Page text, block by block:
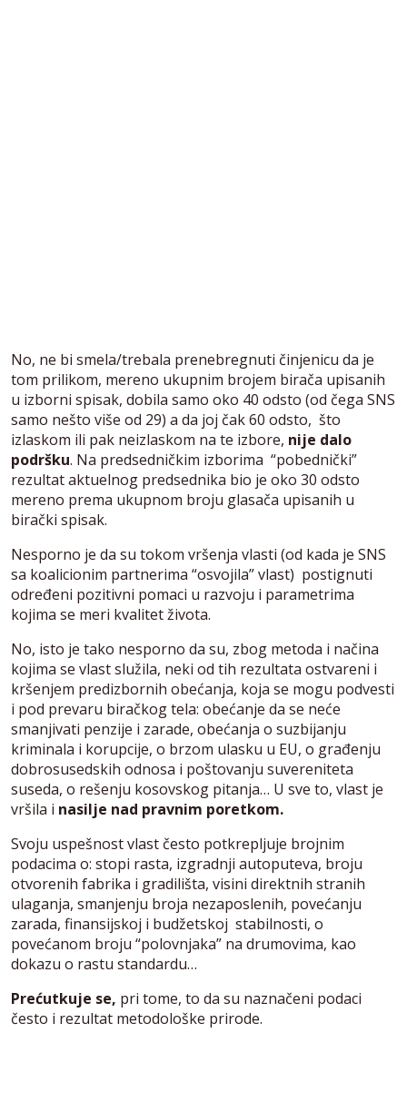
No, ne bi smela/trebala prenebregnuti činjenicu da je
tom prilikom, mereno ukupnim brojem birača upisanih
u izborni spisak, dobila samo oko 40 odsto (od čega SNS
samo nešto više od 29) a da joj čak 60 odsto, što
izlaskom ili pak neizlaskom na te izbore, nije dalo
podršku. Na predsedničkim izborima “pobednički”
rezultat aktuelnog predsednika bio je oko 30 odsto
mereno prema ukupnom broju glasača upisanih u
birački spisak.
Nesporno je da su tokom vršenja vlasti (od kada je SNS
sa koalicionim partnerima “osvojila” vlast) postignuti
određeni pozitivni pomaci u razvoju i parametrima
kojima se meri kvalitet života.
No, isto je tako nesporno da su, zbog metoda i načina
kojima se vlast služila, neki od tih rezultata ostvareni i
kršenjem predizbornih obećanja, koja se mogu podvesti
i pod prevaru biračkog tela: obećanje da se neće
smanjivati penzije i zarade, obećanja o suzbijanju
kriminala i korupcije, o brzom ulasku u EU, o građenju
dobrosusedskih odnosa i poštovanju suvereniteta
suseda, o rešenju kosovskog pitanja… U sve to, vlast je
vršila i nasilje nad pravnim poretkom.
Svoju uspešnost vlast često potkrepljuje brojnim
podacima o: stopi rasta, izgradnji autoputeva, broju
otvorenih fabrika i gradilišta, visini direktnih stranih
ulaganja, smanjenju broja nezaposlenih, povećanju
zarada, finansijskoj i budžetskoj stabilnosti, o
povećanom broju “polovnjaka” na drumovima, kao
dokazu o rastu standardu…
Prećutkuje se, pri tome, to da su naznačeni podaci
često i rezultat metodološke prirode.